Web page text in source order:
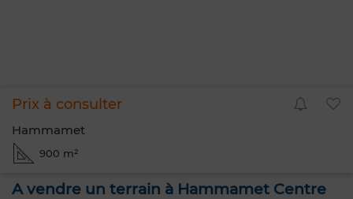
Prix à consulter
Hammamet
900 m²
A vendre un terrain à Hammamet Centre